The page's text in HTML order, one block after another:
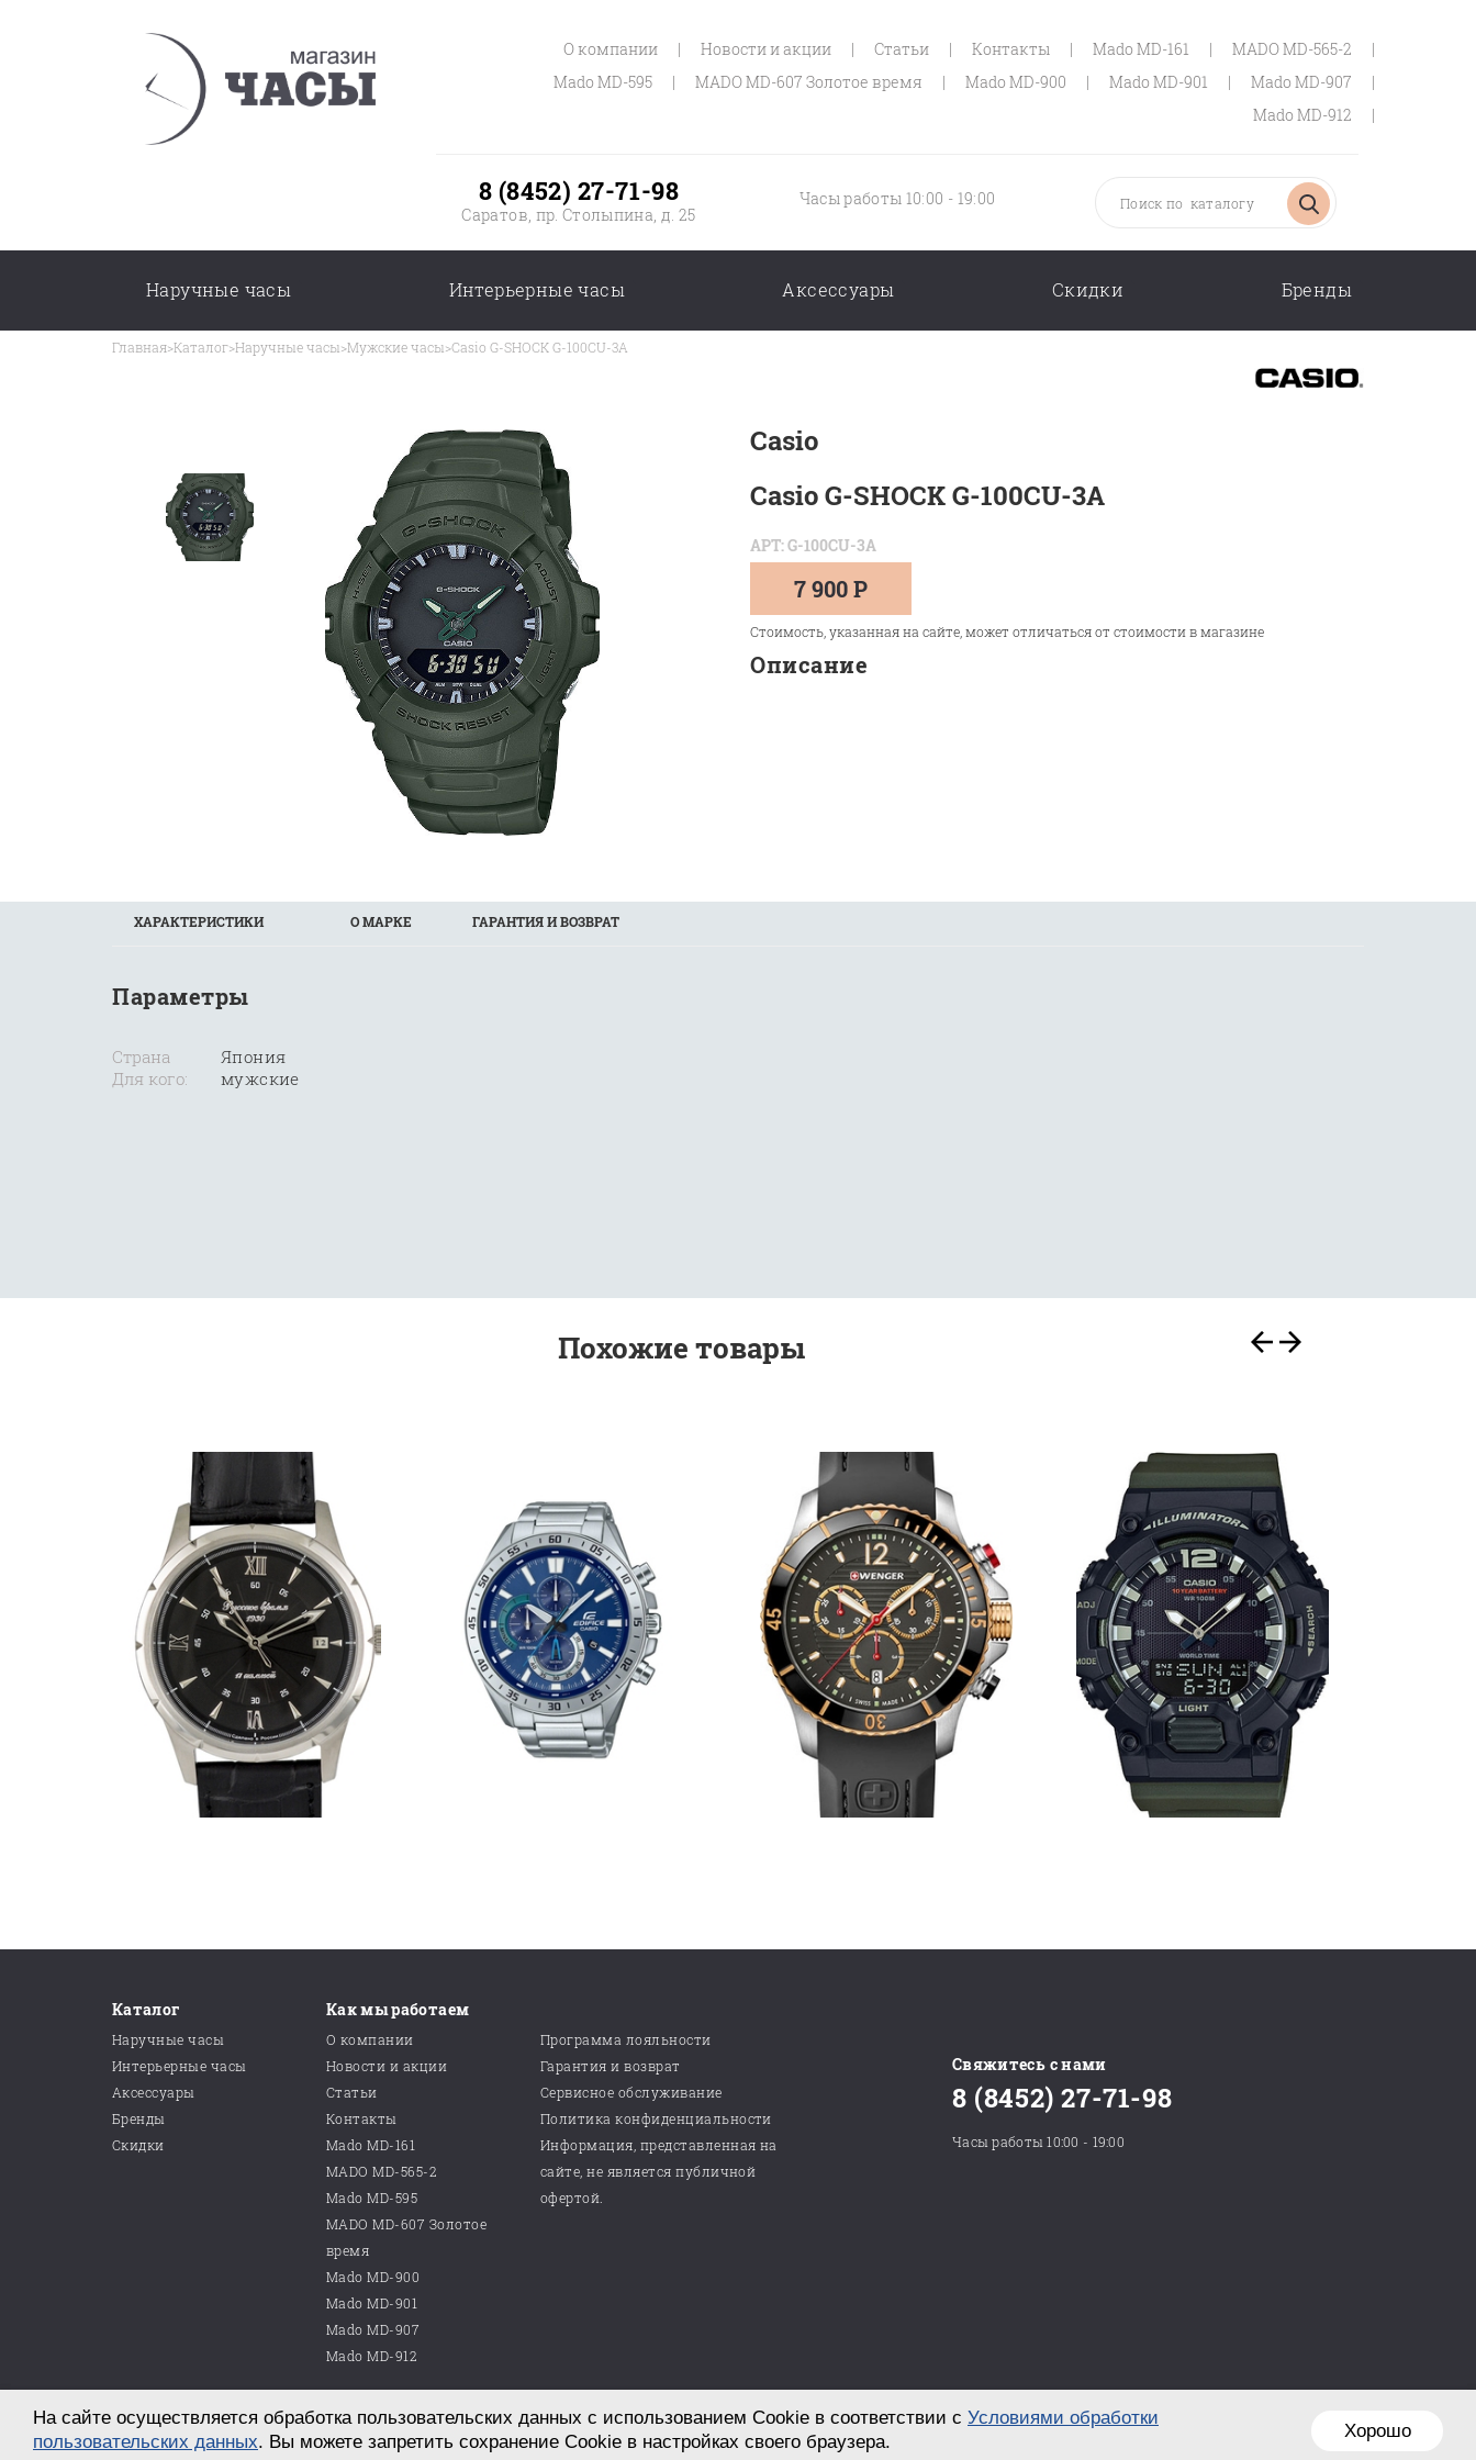
О компании | Новости и акции | Статьи | Контакты | Mado MD-161 | MADO MD-565-2
|
Mado MD-595
| MADO MD-607 Золотое время | Mado MD-900 | Mado MD-901 | Mado MD-907
|
Mado MD-912
|
8 (8452) 27-71-98
Саратов, пр. Столыпина, д. 25
Часы работы 10:00 - 19:00
Наручные часы Интерьерные часы Аксессуары Скидки Бренды
Главная>Каталог>Наручные часы>Мужские часы>Casio G-SHOCK G-100CU-3A
Casio
Casio G-SHOCK G-100CU-3A
АРТ: G-100CU-3A
7 900 Р
Стоимость, указанная на сайте, может отличаться от стоимости в магазине
Описание
ХАРАКТЕРИСТИКИ О МАРКЕ ГАРАНТИЯ И ВОЗВРАТ
Параметры
Страна
Для кого:
Япония
мужские
Похожие товары
Каталог
Наручные часы
Интерьерные часы
Аксессуары
Бренды
Скидки
Как мы работаем
О компании
Новости и акции
Статьи
Контакты
Mado MD-161
MADO MD-565-2
Mado MD-595
MADO MD-607 Золотое
время
Mado MD-900
Mado MD-901
Mado MD-907
Mado MD-912
Программа лояльности
Гарантия и возврат
Сервисное обслуживание
Политика конфиденциальности
Информация, представленная на
сайте, не является публичной
офертой.
Свяжитесь с нами
8 (8452) 27-71-98
Часы работы 10:00 - 19:00
© 2026 ООО «Магазин часов №10»
г. Саратов, пр. им. Петра Столыпина, д. 25
Разработка сайта в студии «СТРОИМ САЙТ!» Хорошо
На сайте осуществляется обработка пользовательских данных с использованием Cookie в соответствии с Условиями обработки
пользовательских данных. Вы можете запретить сохранение Cookie в настройках своего браузера.